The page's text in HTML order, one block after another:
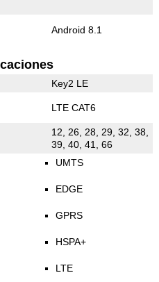
Android 8.1
Key2 LE
LTE CAT6
12, 26, 28, 29, 32, 38,
39, 40, 41, 66
UMTS
EDGE
GPRS
HSPA+
LTE